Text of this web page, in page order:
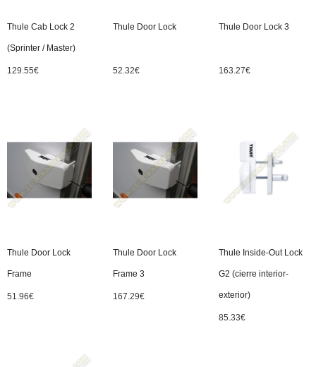
Thule Cab Lock 2
(Sprinter / Master)
129.55€
Thule Door Lock
52.32€
Thule Door Lock 3
163.27€
Thule Door Lock
Frame
51.96€
Thule Door Lock
Frame 3
167.29€
Thule Inside-Out Lock
G2 (cierre interior-
exterior)
85.33€